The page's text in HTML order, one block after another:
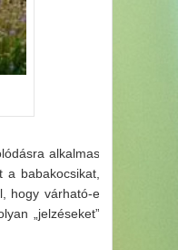
alkalmas
babakocsikat,
hogy várható-e
„jelzéseket”